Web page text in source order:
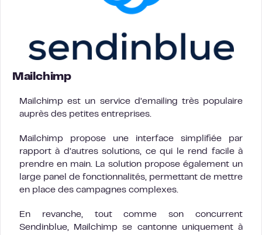
Mailchimp
Mailchimp est un service d’emailing très populaire
auprès des petites entreprises.
Mailchimp propose une interface simplifiée par
rapport à d’autres solutions, ce qui le rend facile à
prendre en main. La solution propose également un
large panel de fonctionnalités, permettant de mettre
en place des campagnes complexes.
En revanche, tout comme son concurrent
Sendinblue, Mailchimp se cantonne uniquement à